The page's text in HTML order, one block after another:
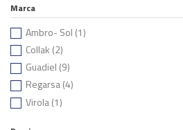
Marca
Ambro- Sol (1)
Collak (2)
Guadiel (9)
Regarsa(4)
Virola(1)